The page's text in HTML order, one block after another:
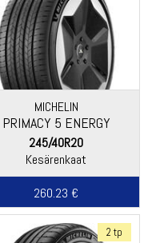
MICHELIN
PRIMACY 5 ENERGY
245/40R20
Kesärenkaat
260.23 €
2 tp